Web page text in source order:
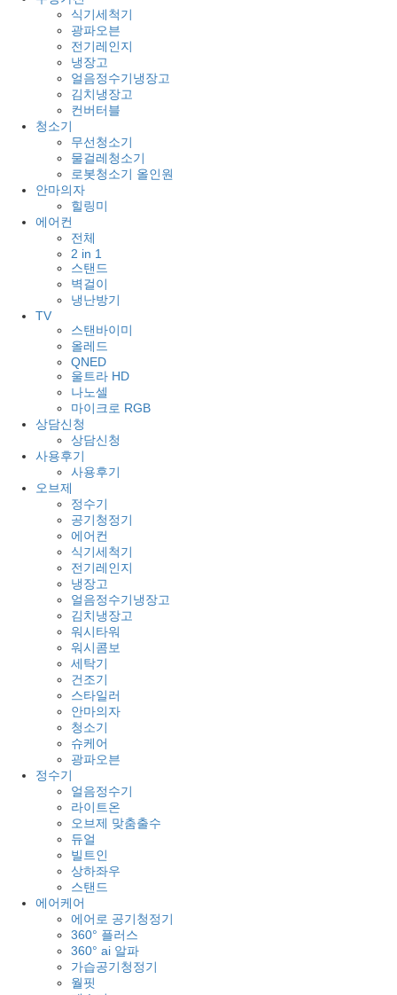
식기세척기
광파오븐
전기레인지
냉장고
얼음정수기냉장고
김치냉장고
컨버터블
청소기
무선청소기
물걸레청소기
로봇청소기 올인원
안마의자
힐링미
에어컨
전체
2 in 1
스탠드
벽걸이
냉난방기
TV
스탠바이미
올레드
QNED
울트라 HD
나노셀
마이크로 RGB
상담신청
상담신청
사용후기
사용후기
오브제
정수기
공기청정기
에어컨
식기세척기
전기레인지
냉장고
얼음정수기냉장고
김치냉장고
워시타워
워시콤보
세탁기
건조기
스타일러
안마의자
청소기
슈케어
광파오븐
정수기
얼음정수기
라이트온
오브제 맞춤출수
듀얼
빌트인
상하좌우
스탠드
에어케어
에어로 공기청정기
360° 플러스
360° ai 알파
가습공기청정기
월핏